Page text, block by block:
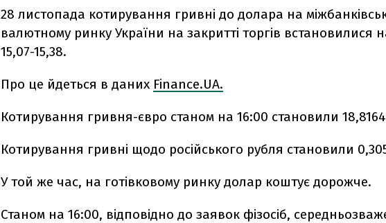
28 листопада котирування гривні до долара на
валютному ринку України на закритті торгів встановилися
15,07-15,38.
Про це йдеться в даних Finance.UA.
Котирування гривня-євро станом на 16:00 становили
Котирування гривні щодо російського рубля становили
У той же час, на готівковому ринку долар коштує дорожче.
Станом на 16:00, відповідно до заявок фізосіб,